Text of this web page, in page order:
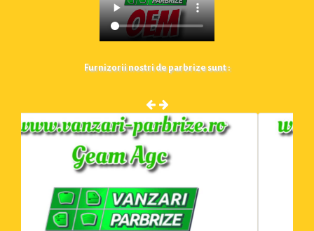
Furnizorii nostri de parbrize sunt :